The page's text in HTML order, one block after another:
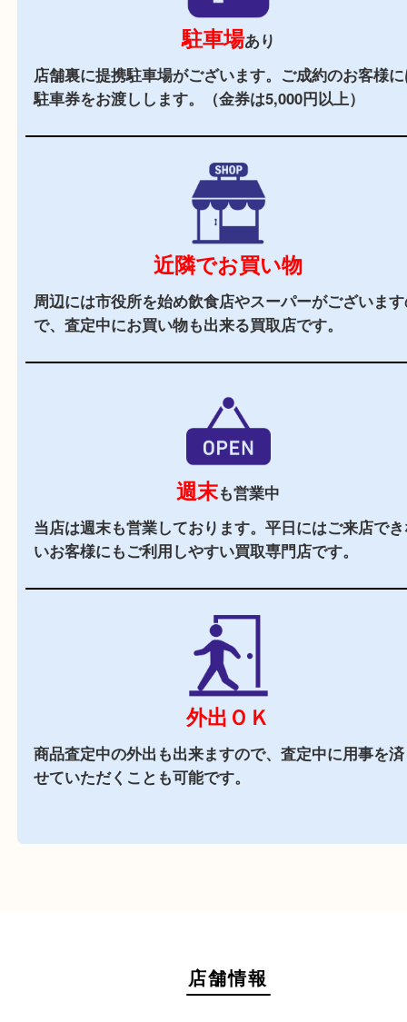
全国2,000 店舗以上
全国展開している買取大吉！初めて買取店をご利
お客様でも安心してご来店いただけます。
立地
阪急バス「箕面警察前」バス停前に店舗がござい
周辺にはスーパーも多くお買い物にも便利な立
駐車場
あり
店舗裏に提携駐車場がございます。ご成約のお客
駐車券をお渡しします。（金券は5,000円以上）
近隣でお買い物
週末